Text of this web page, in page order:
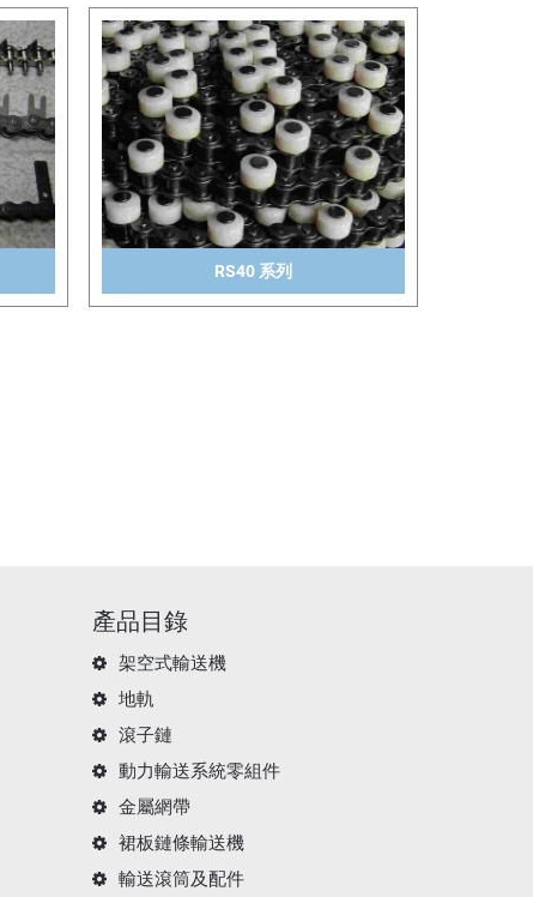
RS40 系列
產品目錄
架空式輸送機
地軌
滾子鏈
動力輸送系統零組件
金屬網帶
裙板鏈條輸送機
輸送滾筒及配件